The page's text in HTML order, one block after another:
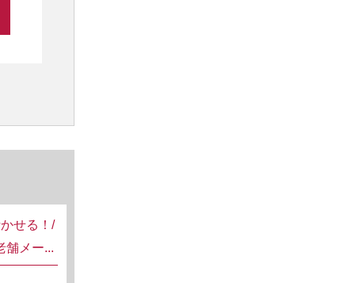
せる！/
舗メー...